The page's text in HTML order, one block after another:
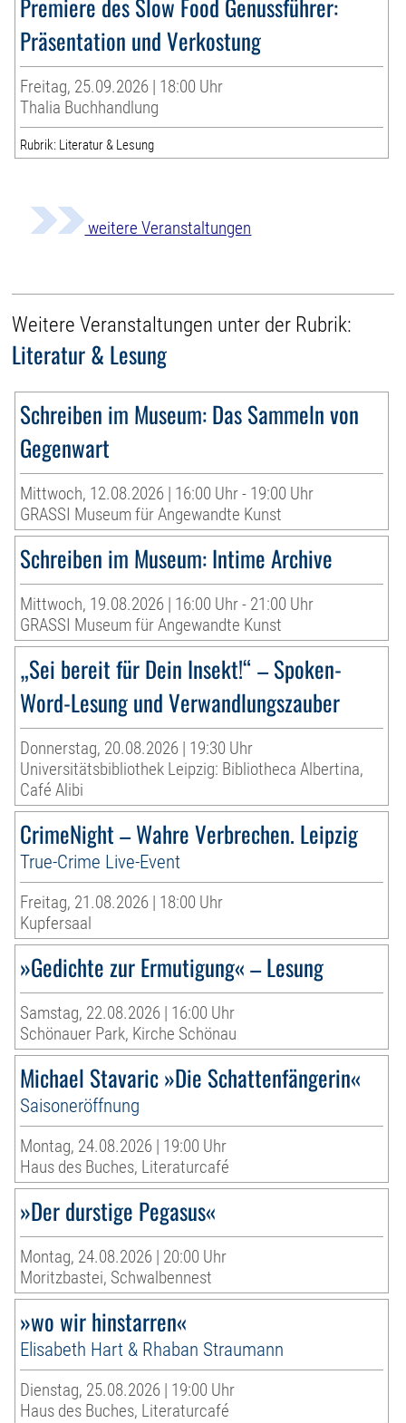
Premiere des Slow Food Genussführer:
Präsentation und Verkostung
Freitag, 25.09.2026 | 18:00 Uhr
Thalia Buchhandlung
Rubrik: Literatur & Lesung
weitere Veranstaltungen
Weitere Veranstaltungen unter der Rubrik:
Literatur & Lesung
Schreiben im Museum: Das Sammeln von
Gegenwart
Mittwoch, 12.08.2026 | 16:00 Uhr - 19:00 Uhr
GRASSI Museum für Angewandte Kunst
Schreiben im Museum: Intime Archive
Mittwoch, 19.08.2026 | 16:00 Uhr - 21:00 Uhr
GRASSI Museum für Angewandte Kunst
„Sei bereit für Dein Insekt!“ – Spoken-
Word-Lesung und Verwandlungszauber
Donnerstag, 20.08.2026 | 19:30 Uhr
Universitätsbibliothek Leipzig: Bibliotheca Albertina,
Café Alibi
CrimeNight – Wahre Verbrechen. Leipzig
True-Crime Live-Event
Freitag, 21.08.2026 | 18:00 Uhr
Kupfersaal
»Gedichte zur Ermutigung« – Lesung
Samstag, 22.08.2026 | 16:00 Uhr
Schönauer Park, Kirche Schönau
Michael Stavaric »Die Schattenfängerin«
Saisoneröffnung
Montag, 24.08.2026 | 19:00 Uhr
Haus des Buches, Literaturcafé
»Der durstige Pegasus«
Montag, 24.08.2026 | 20:00 Uhr
Moritzbastei, Schwalbennest
»wo wir hinstarren«
Elisabeth Hart & Rhaban Straumann
Dienstag, 25.08.2026 | 19:00 Uhr
Haus des Buches, Literaturcafé